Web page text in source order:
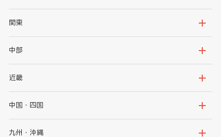
北海道
岩手県
秋田県
関東
茨城県
群馬県
千葉県
神奈川県
中部
新潟県
石川県
山梨県
近畿
大阪府
京都府
中国・四国
鳥取県
九州・沖縄